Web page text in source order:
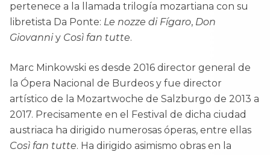
pertenece a la llamada trilogía mozartiana con su
libretista Da Ponte: Le nozze di Fígaro, Don
Giovanniy Così fan tutte.
Marc Minkowski es desde 2016 director general de
la Ópera Nacional de Burdeos y fue director
artístico de la Mozartwoche de Salzburgo de 2013 a
2017. Precisamente en el Festival de dicha ciudad
austriaca ha dirigido numerosas óperas, entre ellas
Così fan tutte. Ha dirigido asimismo obras en la